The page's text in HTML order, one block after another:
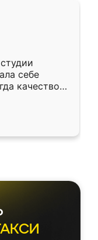
себе
качеством
уже почти